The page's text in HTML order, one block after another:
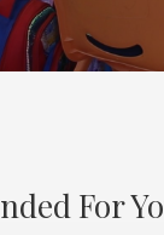
For